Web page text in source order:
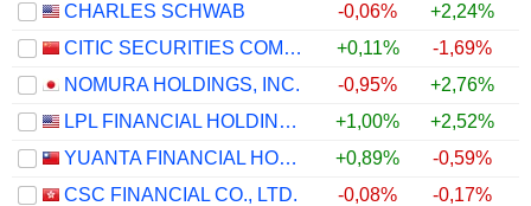
CHARLES SCHWAB
-0,06% +2,24%
CITIC SECURITIES COMPANY LIMITED
+0,11% -1,69%
NOMURA HOLDINGS, INC.
-0,95% +2,76%
LPL FINANCIAL HOLDINGS INC.
+1,00% +2,52%
YUANTA FINANCIAL HOLDING CO., LTD.
+0,89% -0,59%
CSC FINANCIAL CO., LTD.
-0,08% -0,17%